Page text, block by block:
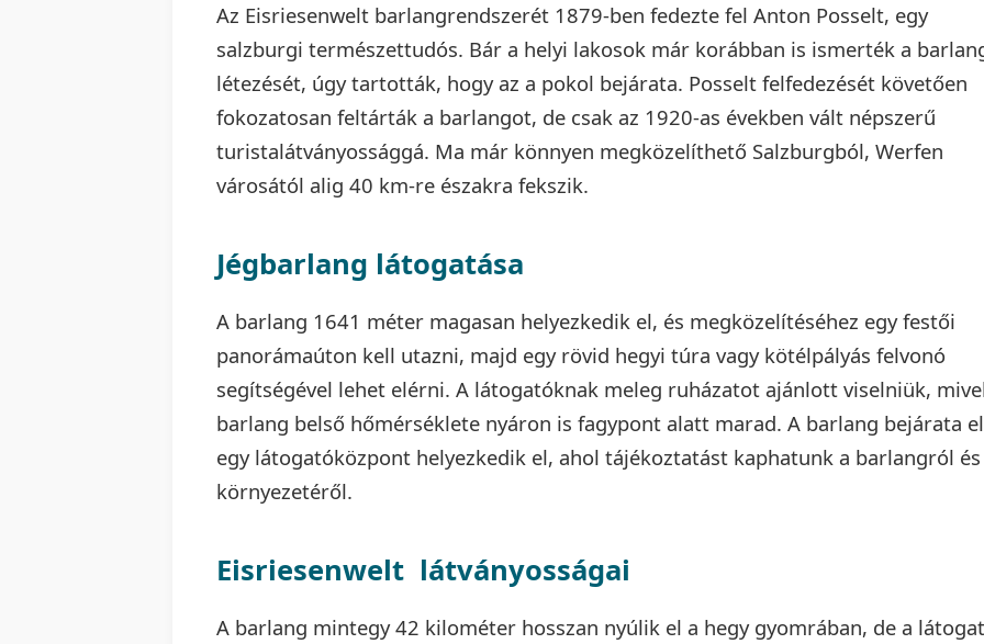
Az Eisriesenwelt barlangrendszerét 1879-ben fedezte fel Anton Posselt, egy
salzburgi természettudós. Bár a helyi lakosok már korábban is ismerték a
létezését, úgy tartották, hogy az a pokol bejárata. Posselt felfedezését követően
fokozatosan feltárták a barlangot, de csak az 1920-as években vált népszerű
turistalátványossággá. Ma már könnyen megközelíthető Salzburgból, Werfen
városától alig 40 km-re északra fekszik.
Jégbarlang látogatása
A barlang 1641 méter magasan helyezkedik el, és megközelítéséhez egy festői
panorámaúton kell utazni, majd egy rövid hegyi túra vagy kötélpályás felvonó
segítségével lehet elérni. A látogatóknak meleg ruházatot ajánlott viselniük,
barlang belső hőmérséklete nyáron is fagypont alatt marad. A barlang bejárata
egy látogatóközpont helyezkedik el, ahol tájékoztatást kaphatunk a barlangról és
környezetéről.
Eisriesenwelt látványosságai
A barlang mintegy 42 kilométer hosszan nyúlik el a hegy gyomrában, de a